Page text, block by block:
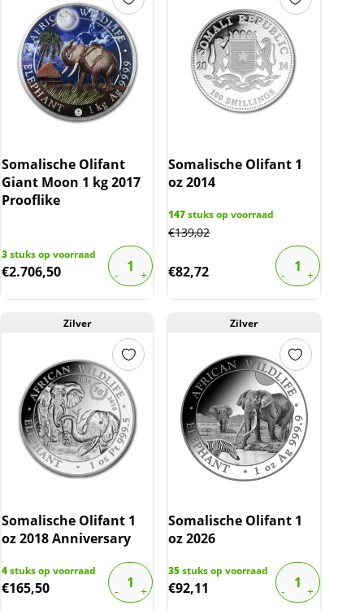
Somalische Olifant
Giant Moon 1 kg 2017
Prooflike
3stuks op voorraad
€2.706,50
Somalische Olifant 1
oz 2014
147stuks op voorraad
€139,02
€82,72
Zilver
Somalische Olifant 1
oz 2018 Anniversary
4stuks op voorraad
€165,50
Zilver
Somalische Olifant 1
oz 2026
35stuks op voorraad
€92,11